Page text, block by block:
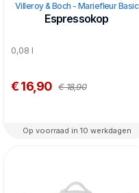
Villeroy & Boch - Mariefleur Basic
Espressokop
0,08 l
€ 16,90 € 18,90
Op voorraad in 10 werkdagen